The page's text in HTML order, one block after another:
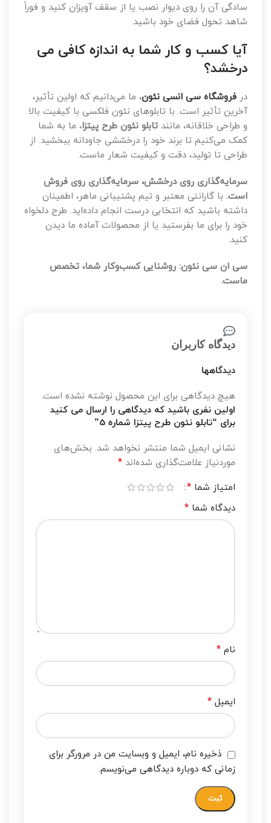
سادگی آن را روی دیوار نصب یا از سقف آویزان کنید و فوراً
شاهد تحول فضای خود باشید.
آیا کسب و کار شما به اندازه کافی می
درخشد؟
در فروشگاه سی انسی نئون، ما می‌دانیم که اولین تأثیر،
آخرین تأثیر است. با تابلوهای نئون فلکسی با کیفیت بالا
و طراحی خلاقانه، مانند تابلو نئون طرح پیتزا، ما به شما
کمک می‌کنیم تا برند خود را درخششی جاودانه ببخشید. از
طراحی تا تولید، دقت و کیفیت شعار ماست.
سرمایه‌گذاری روی درخشش، سرمایه‌گذاری روی فروش
است. با گارانتی معتبر و تیم پشتیبانی ماهر، اطمینان
داشته باشید که انتخابی درست انجام داده‌اید. طرح دلخواه
خود را برای ما بفرستید یا از محصولات آماده ما دیدن
کنید.
سی ان سی نئون: روشنایی کسب‌وکار شما، تخصص
ماست.
دیدگاه کاربران
دیدگاهها
هیچ دیدگاهی برای این محصول نوشته نشده است.
اولین نفری باشید که دیدگاهی را ارسال می کنید
برای “تابلو نئون طرح پیتزا شماره 5”
نشانی ایمیل شما منتشر نخواهد شد. بخش‌های
موردنیاز علامت‌گذاری شده‌اند *
امتیاز شما *
دیدگاه شما *
نام *
ایمیل *
ذخیره نام، ایمیل و وبسایت من در مرورگر برای
زمانی که دوباره دیدگاهی می‌نویسم.